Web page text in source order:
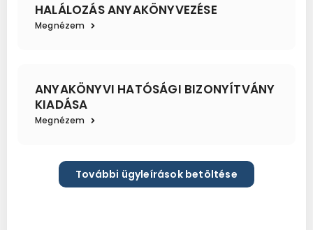
HALÁLOZÁS ANYAKÖNYVEZÉSE
Megnézem
ANYAKÖNYVI HATÓSÁGI BIZONYÍTVÁNY
KIADÁSA
Megnézem
További ügyleírások betöltése